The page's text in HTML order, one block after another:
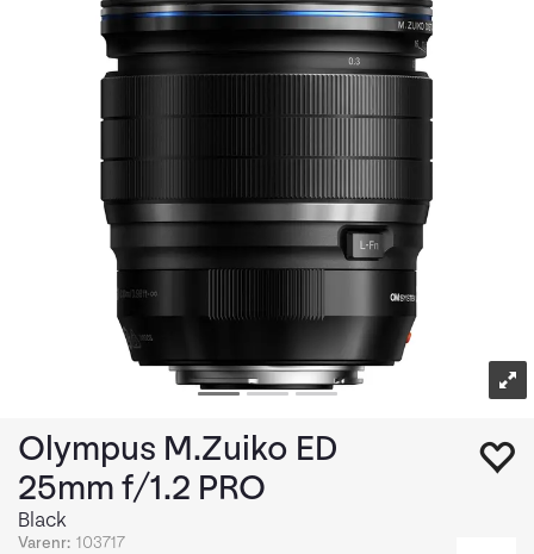
Olympus M.Zuiko ED
25mm f/1.2 PRO
Black
Varenr: 103717